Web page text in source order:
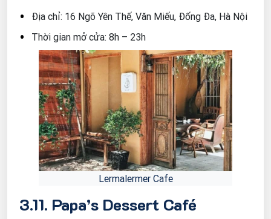
Địa chỉ: 16 Ngõ Yên Thế, Văn Miếu, Đống Đa, Hà Nội
Thời gian mở cửa: 8h – 23h
Lermalermer Cafe
3.11. Papa’s Dessert Café